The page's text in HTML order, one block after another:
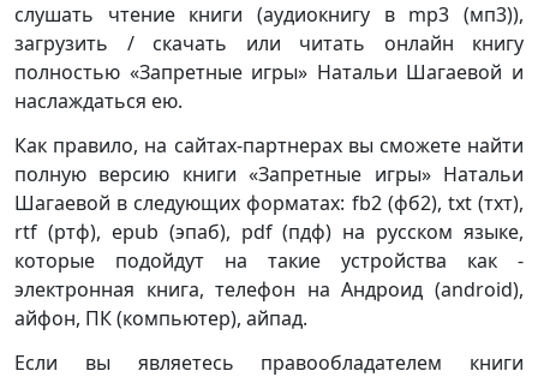
слушать чтение книги (аудиокнигу в mp3 (мп3)),
загрузить / скачать или читать онлайн книгу
полностью «Запретные игры» Натальи Шагаевой и
наслаждаться ею.
Как правило, на сайтах-партнерах вы сможете найти
полную версию книги «Запретные игры» Натальи
Шагаевой в следующих форматах: fb2 (фб2), txt (тхт),
rtf (ртф), epub (эпаб), pdf (пдф) на русском языке,
которые подойдут на такие устройства как -
электронная книга, телефон на Андроид (android),
айфон, ПК (компьютер), айпад.
Если вы являетесь правообладателем книги